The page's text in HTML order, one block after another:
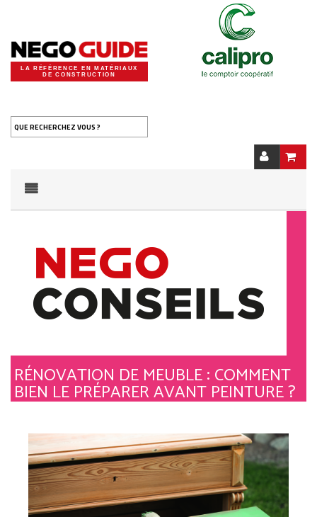
LA RÉFÉRENCE EN MATÉRIAUX
DE CONSTRUCTION
QUE RECHERCHEZ VOUS ?
RÉNOVATION DE MEUBLE : COMMENT
BIEN LE PRÉPARER AVANT PEINTURE ?